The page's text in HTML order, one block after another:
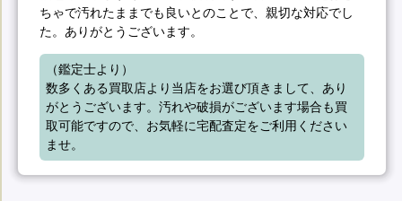
ちゃで汚れたままでも良いとのことで、親切な対応でし
た。ありがとうございます。
（鑑定士より）
数多くある買取店より当店をお選び頂きまして、あり
がとうございます。汚れや破損がございます場合も買
取可能ですので、お気軽に宅配査定をご利用ください
ませ。